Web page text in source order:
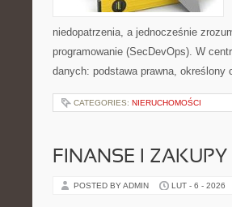
niedopatrzenia, a jednocześnie
programowanie (SecDevOps). W
danych: podstawa prawna,
CATEGORIES: NIERUCHOMOŚCI
FINANSE I ZAKUPY
POSTED BY ADMIN LUT - 6 - 2026